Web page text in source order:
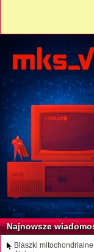
Najnowsze
Blaszki